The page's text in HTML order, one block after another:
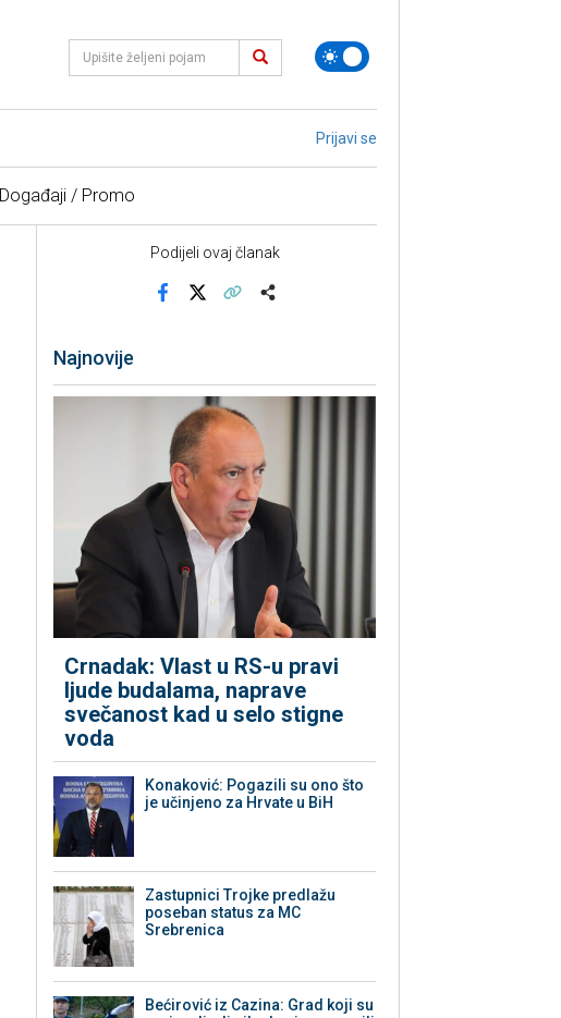
Prijavi se
Događaji / Promo
Podijeli ovaj članak
Najnovije
Crnadak: Vlast u RS-u pravi
ljude budalama, naprave
svečanost kad u selo stigne
voda
Konaković: Pogazili su ono što
je učinjeno za Hrvate u BiH
Zastupnici Trojke predlažu
poseban status za MC
Srebrenica
Bećirović iz Cazina: Grad koji su